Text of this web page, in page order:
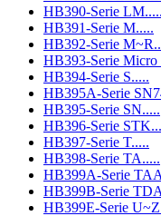
HB390-Serie LM.....
HB391-Serie M.....
HB392-Serie
HB393-Serie
HB394-Serie S.....
HB395A-Serie
HB395-Serie SN.....
HB396-Serie
HB397-Serie T.....
HB398-Serie TA.....
HB399A-Serie
HB399B-Serie
HB399E-Serie